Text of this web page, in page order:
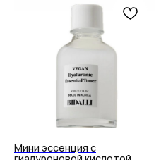
Мини эссенция с